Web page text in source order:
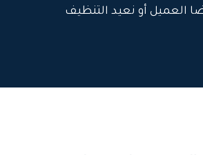
العميل أو نعيد التنظيف